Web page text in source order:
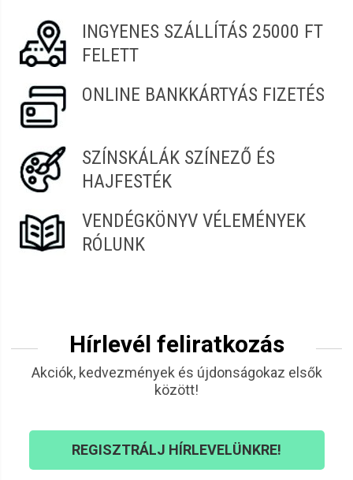
INGYENES SZÁLLÍTÁS 25000 FT
FELETT
ONLINE BANKKÁRTYÁS FIZETÉS
SZÍNSKÁLÁK SZÍNEZŐ ÉS
HAJFESTÉK
VENDÉGKÖNYV VÉLEMÉNYEK
RÓLUNK
Hírlevél feliratkozás
Akciók, kedvezmények és újdonságokaz elsők
között!
REGISZTRÁLJ HÍRLEVELÜNKRE!